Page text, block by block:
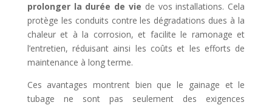
prolonger la durée de vie de vos installations. Cela
protège les conduits contre les dégradations dues à la
chaleur et à la corrosion, et facilite le ramonage et
l’entretien, réduisant ainsi les coûts et les efforts de
maintenance à long terme.
Ces avantages montrent bien que le gainage et le
tubage ne sont pas seulement des exigences